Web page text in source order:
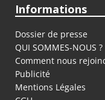
Informations
Dossier de presse
QUI SOMMES-NOUS ?
Comment nous
Publicité
Mentions Légales